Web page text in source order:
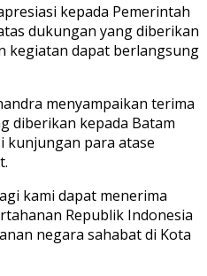
kepada Pemerintah
dukungan yang diberikan
kegiatan dapat berlangsung
menyampaikan terima
diberikan kepada Batam
kunjungan para atase
kami dapat menerima
Republik Indonesia
negara sahabat di Kota